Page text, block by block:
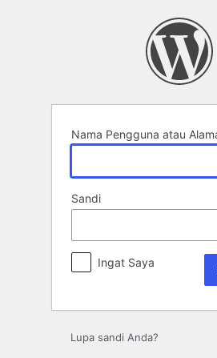
Nama Pengguna atau
Sandi
Ingat Saya
Lupa sandi Anda?